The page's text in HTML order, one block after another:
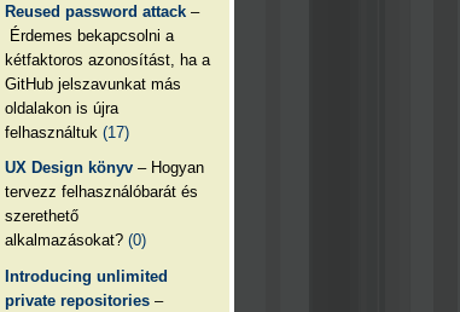
Reused password attack –
Érdemes bekapcsolni a
kétfaktoros azonosítást, ha a
GitHub jelszavunkat más
oldalakon is újra
felhasználtuk(17)
UX Design könyv – Hogyan
tervezz felhasználóbarát és
szerethető
alkalmazásokat?(0)
Introducing unlimited
private repositories –